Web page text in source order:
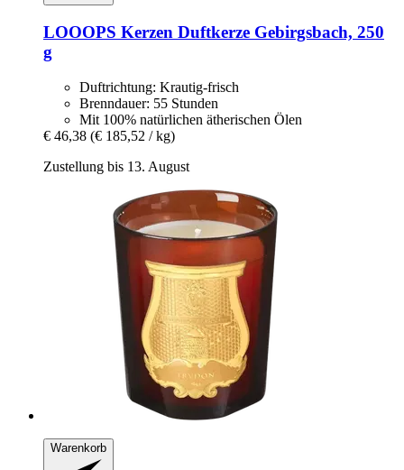
LOOOPS Kerzen Duftkerze Gebirgsbach, 250
g
Duftrichtung: Krautig-frisch
Brenndauer: 55 Stunden
Mit 100% natürlichen ätherischen Ölen
€ 46,38 (€ 185,52 / kg)
Zustellung bis 13. August
Warenkorb